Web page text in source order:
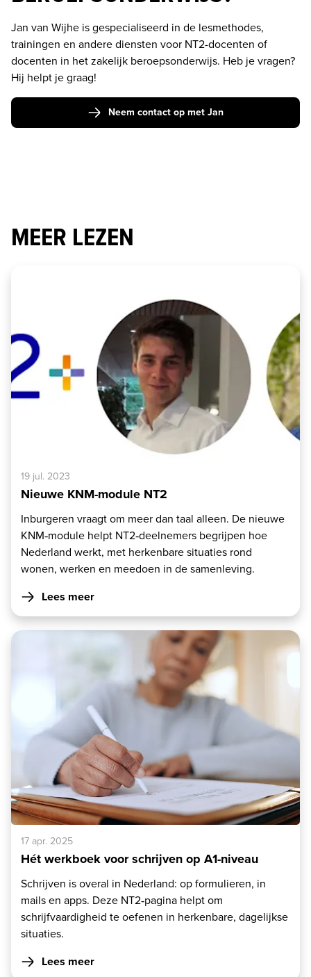
Jan van Wijhe is gespecialiseerd in de lesmethodes,
trainingen en andere diensten voor NT2-docenten of
docenten in het zakelijk beroepsonderwijs. Heb je vragen?
Hij helpt je graag!
Neem contact op met Jan
MEER LEZEN
19 jul. 2023
Nieuwe KNM-module NT2
Inburgeren vraagt om meer dan taal alleen. De nieuwe
KNM‑module helpt NT2‑deelnemers begrijpen hoe
Nederland werkt, met herkenbare situaties rond
wonen, werken en meedoen in de samenleving.
Lees meer
17 apr. 2025
Hét werkboek voor schrijven op A1-niveau
Schrijven is overal in Nederland: op formulieren, in
mails en apps. Deze NT2‑pagina helpt om
schrijfvaardigheid te oefenen in herkenbare, dagelijkse
situaties.
Lees meer